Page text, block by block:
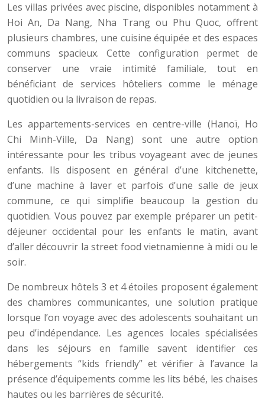
Les villas privées avec piscine, disponibles notamment à
Hoi An, Da Nang, Nha Trang ou Phu Quoc, offrent
plusieurs chambres, une cuisine équipée et des espaces
communs spacieux. Cette configuration permet de
conserver une vraie intimité familiale, tout en
bénéficiant de services hôteliers comme le ménage
quotidien ou la livraison de repas.
Les appartements-services en centre-ville (Hanoï, Ho
Chi Minh-Ville, Da Nang) sont une autre option
intéressante pour les tribus voyageant avec de jeunes
enfants. Ils disposent en général d’une kitchenette,
d’une machine à laver et parfois d’une salle de jeux
commune, ce qui simplifie beaucoup la gestion du
quotidien. Vous pouvez par exemple préparer un petit-
déjeuner occidental pour les enfants le matin, avant
d’aller découvrir la street food vietnamienne à midi ou le
soir.
De nombreux hôtels 3 et 4 étoiles proposent également
des chambres communicantes, une solution pratique
lorsque l’on voyage avec des adolescents souhaitant un
peu d’indépendance. Les agences locales spécialisées
dans les séjours en famille savent identifier ces
hébergements “kids friendly” et vérifier à l’avance la
présence d’équipements comme les lits bébé, les chaises
hautes ou les barrières de sécurité.